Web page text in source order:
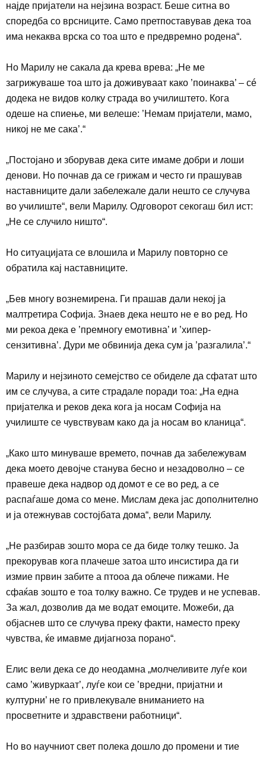
најде пријатели на нејзина возраст. Беше ситна во
споредба со врсниците. Само претпоставував дека тоа
има некаква врска со тоа што е предвремно родена“.
Но Марилу не сакала да крева врева: „Не ме
загрижуваше тоа што ја доживуваат како ’поинаква’ – сé
додека не видов колку страда во училиштето. Кога
одеше на спиење, ми велеше: ’Немам пријатели, мамо,
никој не ме сака’.“
„Постојано и зборував дека сите имаме добри и лоши
денови. Но почнав да се грижам и често ги прашував
наставниците дали забележале дали нешто се случува
во училиште“, вели Марилу. Одговорот секогаш бил ист:
„Не се случило ништо“.
Но ситуацијата се влошила и Марилу повторно се
обратила кај наставниците.
„Бев многу вознемирена. Ги прашав дали некој ја
малтретира Софија. Знаев дека нешто не е во ред. Но
ми рекоа дека е ’премногу емотивна’ и ’хипер-
сензитивна’. Дури ме обвинија дека сум ја ’разгалила’.“
Марилу и нејзиното семејство се обиделе да сфатат што
им се случува, а сите страдале поради тоа: „На една
пријателка и реков дека кога ја носам Софија на
училиште се чувствувам како да ја носам во кланица“.
„Како што минуваше времето, почнав да забележувам
дека моето девојче станува бесно и незадоволно – се
правеше дека надвор од домот е се во ред, а се
распаѓаше дома со мене. Мислам дека јас дополнително
и ја отежнував состојбата дома“, вели Марилу.
„Не разбирав зошто мора се да биде толку тешко. Ја
прекорував кога плачеше затоа што инсистира да ги
измие првин забите а птооа да облече пижами. Не
сфаќав зошто е тоа толку важно. Се трудев и не успевав.
За жал, дозволив да ме водат емоците. Можеби, да
објаснев што се случува преку факти, наместо преку
чувства, ќе имавме дијагноза порано“.
Елис вели дека се до неодамна „молчеливите луѓе кои
само ’живуркаат’, луѓе кои се ’вредни, пријатни и
културни’ не го привлекувале вниманието на
просветните и здравствени работници“.
Но во научниот свет полека дошло до промени и тие